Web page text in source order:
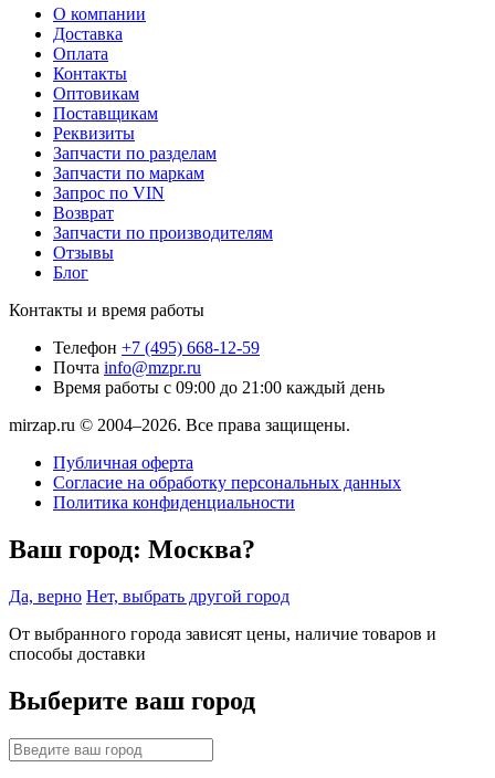
О компании
Доставка
Оплата
Контакты
Оптовикам
Поставщикам
Реквизиты
Запчасти по разделам
Запчасти по маркам
Запрос по VIN
Возврат
Запчасти по производителям
Отзывы
Блог
Контакты и время работы
Телефон +7 (495) 668-12-59
Почта info@mzpr.ru
Время работы с 09:00 до 21:00 каждый день
mirzap.ru © 2004–2026. Все права защищены.
Публичная оферта
Согласие на обработку персональных данных
Политика конфиденциальности
Ваш город: Москва?
Да, верно Нет, выбрать другой город
От выбранного города зависят цены, наличие товаров и
способы доставки
Выберите ваш город